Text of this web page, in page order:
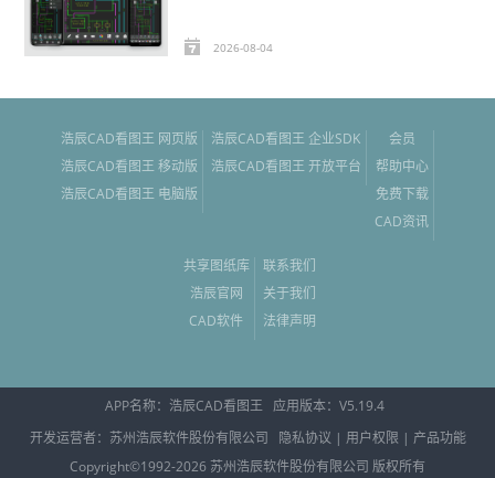
2026-08-04
浩辰CAD看图王 网页版
浩辰CAD看图王 移动版
浩辰CAD看图王 电脑版
浩辰CAD看图王 企业SDK
浩辰CAD看图王 开放平台
会员
帮助中心
免费下载
CAD资讯
共享图纸库
浩辰官网
CAD软件
联系我们
关于我们
法律声明
APP名称： 浩辰CAD看图王 应用版本：V5.19.4
开发运营者：苏州浩辰软件股份有限公司
隐私协议 | 用户权限 | 产品功能
Copyright©1992-2026 苏州浩辰软件股份有限公司 版权所有